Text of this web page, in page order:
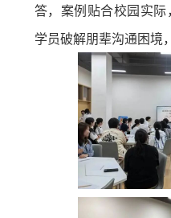
答，案例贴合校园实
学员破解朋辈沟通困境